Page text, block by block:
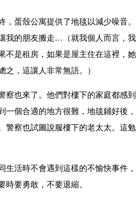
，蛋殼公寓提供了地毯以減少噪音。
我的朋友搬走…（就我個人而言，我
不是租房，如果是屋主住在這裡，她
之，這讓人非常無語。）
察也來了。他們對樓下的家庭都感到
個合適的地方很難，地毯鋪好後，
警察也試圖說服樓下的老太太。這勉
生活時不會遇到這樣的不愉快事件，
時要勇敢，不要退縮。